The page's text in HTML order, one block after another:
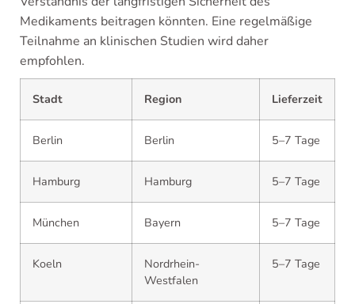
Medikaments beitragen könnten. Eine regelmäßige
Teilnahme an klinischen Studien wird daher
empfohlen.
Stadt Region Lieferzeit
Berlin Berlin 5–7 Tage
Hamburg Hamburg 5–7 Tage
München Bayern 5–7 Tage
Koeln
Nordrhein-
Westfalen
5–7 Tage